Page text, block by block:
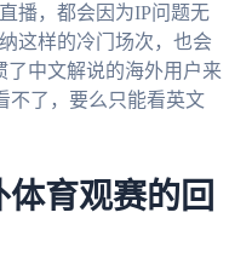
播，都会因为IP问题无
这样的冷门场次，也会
了中文解说的海外用户来
了，要么只能看英文
育观赛的回